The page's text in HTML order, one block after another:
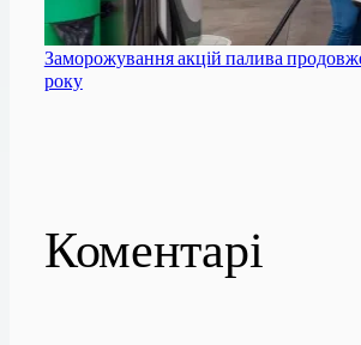
Заморожування акцій палива
року
Коментарі